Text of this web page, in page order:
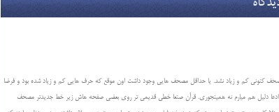
کنونی کم و زیاد نشد. یا حداقل مصحف هایی وجود داشت اون موقع که حرف هایی کم و زیاد شده بود و فرضا
دلیل هم میارم نه همینجوری. قرأن صنعا خطی قدیمی تر روی بعضی صفحه هاش زیر خط جدیدتر مصحف